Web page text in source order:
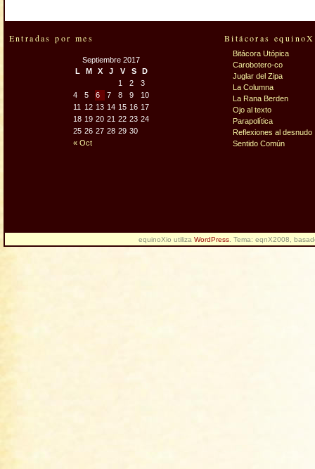
Entradas por mes
Septiembre 2017
L
M X J V S D
« Oct
1 2
3
4
5 6 7 8 9
10
11
12 13 14 15 16 17
18 19 20 21 22 23 24
25 26 27 28 29 30
Bitácoras
Bitácora Utópica
Carobotero-co
Juglar del Zipa
La Columna
La Rana Berden
Ojo al texto
Parapolítica
Reflexiones al desnudo
Sentido Común
equinoXio utiliza WordPress . Tema: eqnX2008,